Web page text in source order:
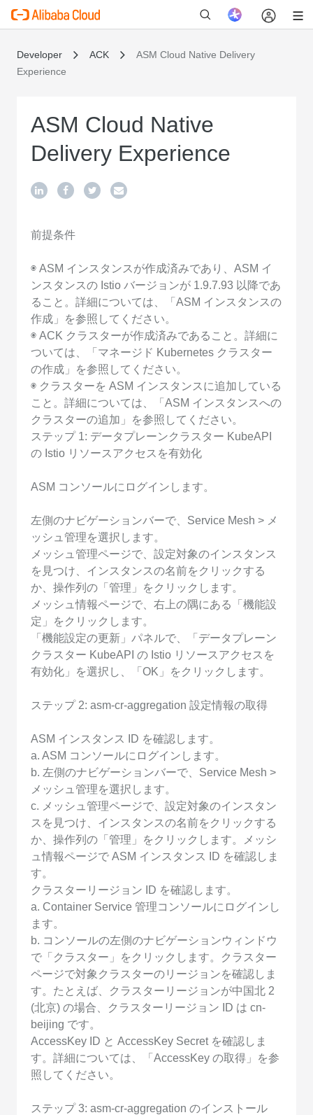
Developer ACK
ASM Cloud Native Delivery
Experience
ASM Cloud Native
Delivery Experience
前提条件
◉ ASM インスタンスが作成済みであり、ASM イ
ンスタンスの Istio バージョンが 1.9.7.93 以降であ
ること。詳細については、「ASM インスタンスの
作成」を参照してください。
◉ ACK クラスターが作成済みであること。詳細に
ついては、「マネージド Kubernetes クラスター
の作成」を参照してください。
◉ クラスターを ASM インスタンスに追加している
こと。詳細については、「ASM インスタンスへの
クラスターの追加」を参照してください。
ステップ 1: データプレーンクラスター KubeAPI
の Istio リソースアクセスを有効化
ASM コンソールにログインします。
左側のナビゲーションバーで、Service Mesh > メ
ッシュ管理を選択します。
メッシュ管理ページで、設定対象のインスタンス
を見つけ、インスタンスの名前をクリックする
か、操作列の「管理」をクリックします。
メッシュ情報ページで、右上の隅にある「機能設
定」をクリックします。
「機能設定の更新」パネルで、「データプレーン
クラスター KubeAPI の Istio リソースアクセスを
有効化」を選択し、「OK」をクリックします。
ステップ 2: asm-cr-aggregation 設定情報の取得
ASM インスタンス ID を確認します。
a. ASM コンソールにログインします。
b. 左側のナビゲーションバーで、Service Mesh >
メッシュ管理を選択します。
c. メッシュ管理ページで、設定対象のインスタン
スを見つけ、インスタンスの名前をクリックする
か、操作列の「管理」をクリックします。メッシ
ュ情報ページで ASM インスタンス ID を確認しま
す。
クラスターリージョン ID を確認します。
a. Container Service 管理コンソールにログインし
ます。
b. コンソールの左側のナビゲーションウィンドウ
で「クラスター」をクリックします。クラスター
ページで対象クラスターのリージョンを確認しま
す。たとえば、クラスターリージョンが中国北 2
(北京) の場合、クラスターリージョン ID は cn-
beijing です。
AccessKey ID と AccessKey Secret を確認しま
す。詳細については、「AccessKey の取得」を参
照してください。
ステップ 3: asm-cr-aggregation のインストール